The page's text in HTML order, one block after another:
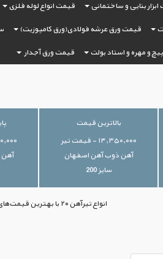
بنایی و ساختمانی قیمت انواع لوله فلزی
قیمت ورق عرشه فولادی(ورق کامپوزیت)
پیچ و مهره و استاد بولت قیمت ورق آجدار
بالاترین قیمت
۱۴,۳۵۰,۰۰۰ - قیمت تیر
آهن ذوب آهن اصفهان
سایز 200
انواع تیرآهن ۲۰ با بهترین قیمت‌های موجود بازار ایران در اختیار شما قرار گرفته است. جهت خرید می‌توانید با ما تماس بگیرید.